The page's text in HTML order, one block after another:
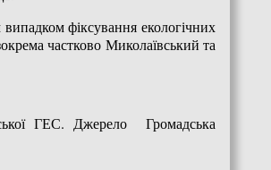
фіксування екологічних
частково Миколаївський та
ГЕС. Джерело Громадська